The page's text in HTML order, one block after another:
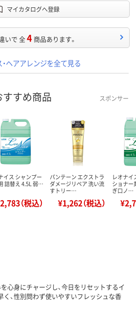
マイカタログへ登録
いで 全4 商品あります。
ヘアアレンジを全て見る
すめ商品 スポンサー
イス シャンプー
詰替え 4.5L 弱…
（税込）
パンテーン エクストラ
ダメージリペア 洗い流
すトリー…
¥1,262（税込）
レオナ
ショナー
ぎ口ノ…
心身にチャージし、今日をリセットするイ
く、性別問わず使いやすいフレッシュな香